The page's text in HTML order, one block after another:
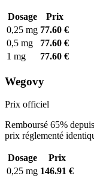
Dosage
Prix
0,25 mg 77.60 €
0,5 mg
77.60 €
1 mg
77.60 €
Wegovy
Prix officiel
Remboursé 65%
prix réglementé
Dosage
Prix
0,25 mg 146.91 €